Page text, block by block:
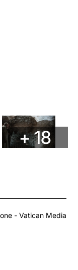
+ 18
- Vatican Media